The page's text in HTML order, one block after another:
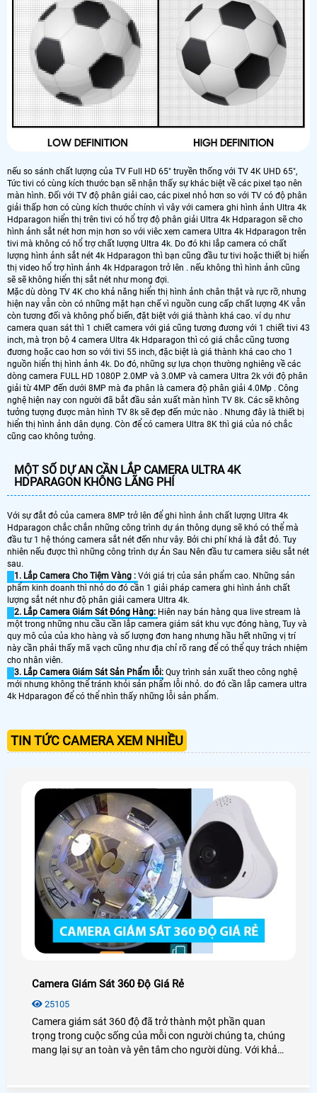
nếu so sánh chất lượng của TV Full HD 65" truyền thống với TV 4K UHD 65",
Tức tivi có cùng kích thước bạn sẽ nhận thấy sự khác biệt về các pixel tạo nên
màn hình. Đối với TV độ phân giải cao, các pixel nhỏ hơn so với TV có độ phân
giải thấp hơn có cùng kích thước chính vì vây với camera ghi hình ảnh Ultra 4k
Hdparagon hiển thị trên tivi có hổ trợ độ phân giải Ultra 4k Hdparagon sẽ cho
hình ảnh sắt nét hơn mịn hơn so với viêc xem camera Ultra 4k Hdparagon trên
tivi mà không có hổ trợ chất lượng Ultra 4k. Do đó khi lắp camera có chất
lượng hình ảnh sắt nét 4k Hdparagon thì bạn cũng đầu tư tivi hoặc thiết bị hiển
thị video hổ trợ hình ảnh 4k Hdparagon trở lên . nếu không thì hình ảnh cũng
sẽ sẽ không hiển thị sắt nét như mong đợi.
Mặc dù dòng TV 4K cho khả năng hiển thị hình ảnh chân thật và rực rỡ, nhưng
hiện nay vẫn còn có những mặt hạn chế vì nguồn cung cấp chất lượng 4K vẫn
còn tương đối và không phổ biến, đặt biệt với giá thành khá cao. ví dụ như
camera quan sát thì 1 chiết camera với giá cũng tương đương với 1 chiết tivi 43
inch, mà trọn bộ 4 camera Ultra 4k Hdparagon thì có giá chắc cũng tương
đương hoặc cao hơn so với tivi 55 inch, đặc biệt là giá thành khá cao cho 1
nguồn hiển thị hình ảnh 4k. Do đó, những sự lựa chọn thường nghiêng về các
dòng camera FULL HD 1080P 2.0MP và 3.0MP và camera Ultra 2k với độ phân
giải từ 4MP đến dưới 8MP mà đa phân là camera độ phân giải 4.0Mp . Công
nghệ hiện nay con người đã bắt đầu sản xuất màn hình TV 8k. Các sẽ không
tưởng tượng được màn hình TV 8k sẽ đẹp đến mức nào . Nhưng đây là thiết bị
hiển thị hình ảnh dân dụng. Còn để có camera Ultra 8K thì giá của nó chắc
cũng cao không tưởng.
MỘT SỐ DỰ AN CẦN LẮP CAMERA ULTRA 4K
HDPARAGON KHÔNG LÃNG PHÍ
Với sự đắt đỏ của camera 8MP trở lên để ghi hình ảnh chất lượng Ultra 4k
Hdparagon chắc chắn những công trình dự án thông dụng sẽ khó có thể mà
đầu tư 1 hệ thóng camera sắt nét đến như vây. Bởi chi phí khá là đắt đỏ. Tuy
nhiên nếu được thì những công trình dự Án Sau Nên đầu tư camera siêu sắt nét
sau.
1. Lắp Camera Cho Tiệm Vàng : Với giá trị của sản phẩm cao. Những sản
phẩm kinh doanh thì nhỏ do đó cần 1 giải pháp camera ghi hình ảnh chất
lượng sắt nét như độ phân giải camera Ultra 4k.
2. Lắp Camera Giám Sát Đóng Hàng: Hiên nay bán hàng qua live stream là
một trong những nhu cầu cần lắp camera giám sát khu vực đóng hàng, Tuy và
quy mô của của kho hàng và số lượng đơn hang nhưng hầu hết những vị trí
này cần phải thấy mã vạch cũng như địa chỉ rõ rang để có thể quy trách nhiệm
cho nhân viên.
3. Lắp Camera Giám Sát Sản Phẩm lỗi: Quy trình sản xuất theo công nghệ
mới nhưng không thể tránh khỏi sản phẩm lỗi nhỏ. do đó cần lắp camera ultra
4k Hdparagon để có thể nhìn thấy những lỗi sản phẩm.
TIN TỨC CAMERA XEM NHIỀU
Camera Giám Sát 360 Độ Giá Rẻ
25105
Camera giám sát 360 độ đã trở thành một phần quan
trọng trong cuộc sống của mỗi con người chúng ta, chúng
mang lại sự an toàn và yên tâm cho người dùng. Với khả